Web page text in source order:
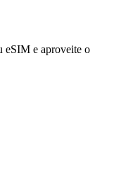
eSIM e aproveite o